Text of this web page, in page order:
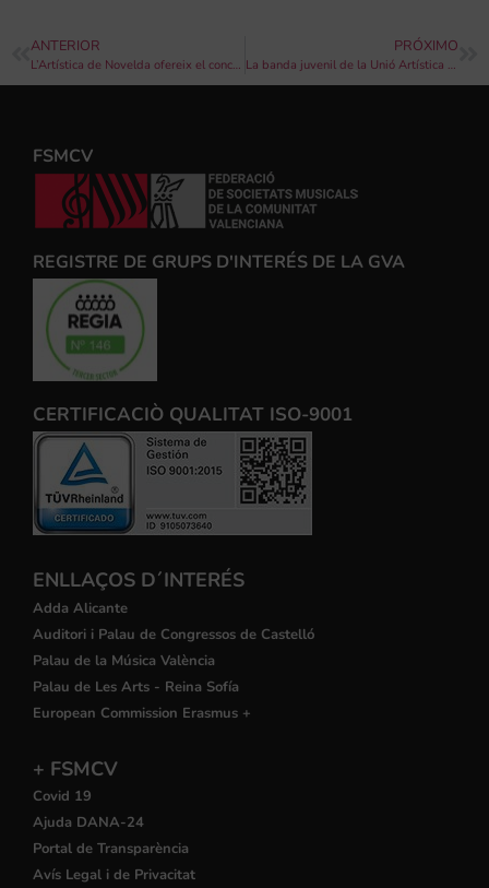
ANTERIOR
L’Artística de Novelda ofereix el concert “Música als pobles” a Monòvar
PRÓXIMO
La banda juvenil de la Unió Artística Musical d’Ontinyent s’acomiada del seu director Jordi Fuster
FSMCV
REGISTRE DE GRUPS D'INTERÉS DE LA GVA
CERTIFICACIÒ QUALITAT ISO-9001
ENLLAÇOS D´INTERÉS
Adda Alicante
Auditori i Palau de Congressos de Castelló
Palau de la Música València
Palau de Les Arts - Reina Sofía
European Commission Erasmus +
+ FSMCV
Covid 19
Ajuda DANA-24
Portal de Transparència
Avís Legal i de Privacitat